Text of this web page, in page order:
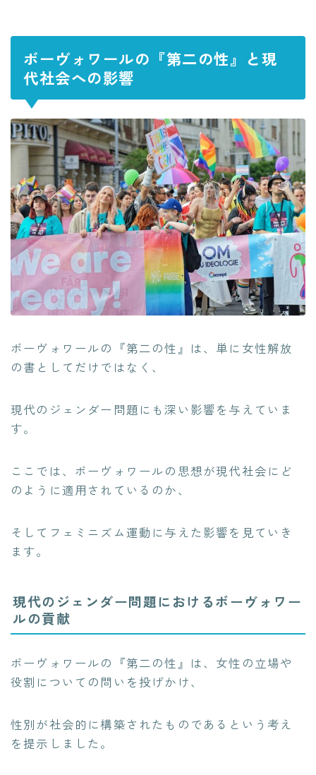
ボーヴォワールの『第二の性』と現
代社会への影響
ボーヴォワールの『第二の性』は、単に女性解放
の書としてだけではなく、
現代のジェンダー問題にも深い影響を与えていま
す。
ここでは、ボーヴォワールの思想が現代社会にど
のように適用されているのか、
そしてフェミニズム運動に与えた影響を見ていき
ます。
現代のジェンダー問題におけるボーヴォワー
ルの貢献
ボーヴォワールの『第二の性』は、女性の立場や
役割についての問いを投げかけ、
性別が社会的に構築されたものであるという考え
を提示しました。